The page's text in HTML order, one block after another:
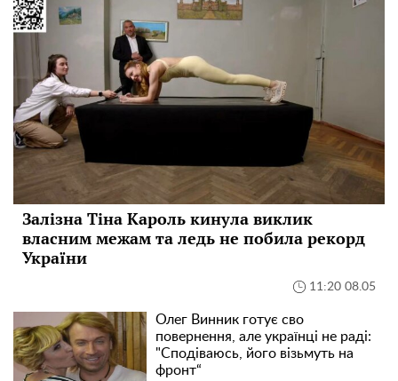
Залізна Тіна Кароль кинула виклик
власним межам та ледь не побила рекорд
України
11:20 08.05
Олег Винник готує сво
повернення, але українці не раді:
"Сподіваюсь, його візьмуть на
фронт“